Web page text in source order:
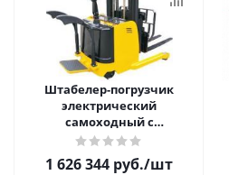
Штабелер-погрузчик
электрический
самоходный с
платформой TOR 1,5 т 5,5
м CQDH15A-I
1 626 344 руб./шт